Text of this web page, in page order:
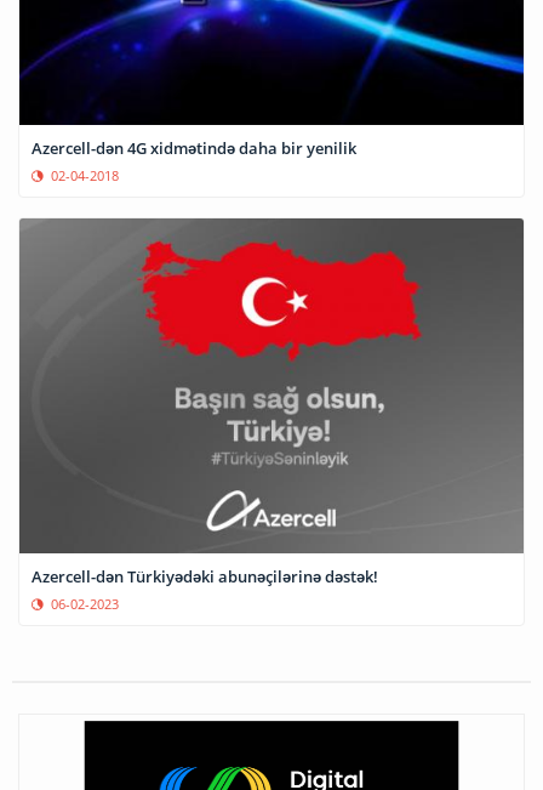
Azercell-dən 4G xidmətində daha bir yenilik
02-04-2018
Azercell-dən Türkiyədəki abunəçilərinə dəstək!
06-02-2023